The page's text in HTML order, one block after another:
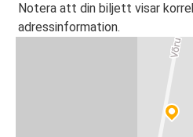
Notera att din biljett visar
adressinformation.